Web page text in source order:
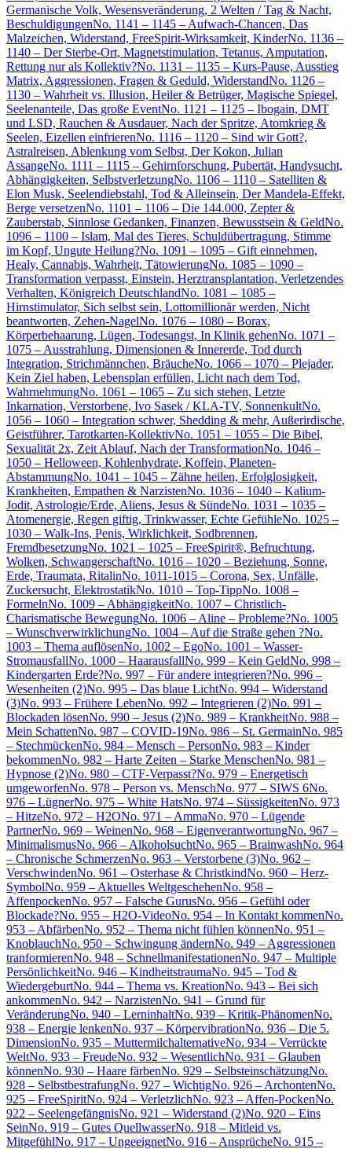
Germanische Volk, Wesensveränderung, 2 Welten / Tag & Nacht,
BeschuldigungenNo. 1141 – 1145 – Aufwach-Chancen, Das
Malzeichen, Widerstand, FreeSpirit-Wirksamkeit, KinderNo. 1136 –
1140 – Der Sterbe-Ort, Magnetstimulation, Tetanus, Amputation,
Rettung nur als Kollektiv?No. 1131 – 1135 – Kurs-Pause, Ausstieg
Matrix, Aggressionen, Fragen & Geduld, WiderstandNo. 1126 –
1130 – Wahrheit vs. Illusion, Heiler & Betrüger, Magische Spiegel,
Seelenanteile, Das große EventNo. 1121 – 1125 – Ibogain, DMT
und LSD, Rauchen & Ausdauer, Nach der Spritze, Atomkrieg &
Seelen, Eizellen einfrierenNo. 1116 – 1120 – Sind wir Gott?,
Astralreisen, Ablenkung vom Selbst, Der Kokon, Julian
AssangeNo. 1111 – 1115 – Gehirnforschung, Pubertät, Handysucht,
Abhängigkeiten, SelbstverletzungNo. 1106 – 1110 – Satelliten &
Elon Musk, Seelendiebstahl, Tod & Alleinsein, Der Mandela-Effekt,
Berge versetzenNo. 1101 – 1106 – Die 144.000, Zepter &
Zauberstab, Sinnlose Gedanken, Finanzen, Bewusstsein & GeldNo.
1096 – 1100 – Islam, Mal des Tieres, Schuldübertragung, Stimme
im Kopf, Ungute Heilung?No. 1091 – 1095 – Gift einnehmen,
Healy, Cannabis, Wahrheit, TätowierungNo. 1085 – 1090 –
Transformation verpasst, Einstein, Herztransplantation, Verletzendes
Verhalten, Königreich DeutschlandNo. 1081 – 1085 –
Hirnstimulator, Sich selbst sein, Lottomillionär werden, Nicht
beantworten, Zehen-NagelNo. 1076 – 1080 – Borax,
Körperbehaarung, Lügen, Todesangst, In Klinik gehenNo. 1071 –
1075 – Ausstrahlung, Dimensionen & Innererde, Tod durch
Integration, Strichmännchen, BräucheNo. 1066 – 1070 – Plejader,
Kein Ziel haben, Lebensplan erfüllen, Licht nach dem Tod,
WahrnehmungNo. 1061 – 1065 – Zu sich stehen, Letzte
Inkarnation, Verstorbene, Ivo Sasek / KLA-TV, SonnenkultNo.
1056 – 1060 – Integration schwer, Shedding & mehr, Außerirdische,
Geistführer, Tarotkarten-KollektivNo. 1051 – 1055 – Die Bibel,
Sexualität 2x, Zeit Ablauf, Nach der TransformationNo. 1046 –
1050 – Helloween, Kohlenhydrate, Koffein, Planeten-
AbstammungNo. 1041 – 1045 – Zähne heilen, Erfolglosigkeit,
Krankheiten, Empathen & NarzistenNo. 1036 – 1040 – Kalium-
Jodit, Astrologie/Erde, Aliens, Jesus & SündeNo. 1031 – 1035 –
Atomenergie, Regen giftig, Trinkwasser, Echte GefühleNo. 1025 –
1030 – Walk-Ins, Penis, Wirklichkeit, Sodbrennen,
FremdbesetzungNo. 1021 – 1025 – FreeSpirit®, Befruchtung,
Wolken, SchwangerschaftNo. 1016 – 1020 – Beziehung, Sonne,
Erde, Traumata, RitalinNo. 1011-1015 – Corona, Sex, Unfälle,
Zuckersucht, ElektrostatikNo. 1010 – Top-TippNo. 1008 –
FormelnNo. 1009 – AbhängigkeitNo. 1007 – Christlich-
Charismatische BewegungNo. 1006 – Aline – Probleme?No. 1005
– WunschverwirklichungNo. 1004 – Auf die Straße gehen ?No.
1003 – Thema auflösenNo. 1002 – EgoNo. 1001 – Wasser-
StromausfallNo. 1000 – HaarausfallNo. 999 – Kein GeldNo. 998 –
Kindergarten Erde?No. 997 – Für andere integrieren?No. 996 –
Wesenheiten (2)No. 995 – Das blaue LichtNo. 994 – Widerstand
(3)No. 993 – Frühere LebenNo. 992 – Integrieren (2)No. 991 –
Blockaden lösenNo. 990 – Jesus (2)No. 989 – KrankheitNo. 988 –
Mein SchattenNo. 987 – COVID-19No. 986 – St. GermainNo. 985
– StechmückenNo. 984 – Mensch – PersonNo. 983 – Kinder
bekommenNo. 982 – Harte Zeiten – Starke MenschenNo. 981 –
Hypnose (2)No. 980 – CTF-Verpasst?No. 979 – Energetisch
umgeworfenNo. 978 – Person vs. MenschNo. 977 – SIWS 6No.
976 – LügnerNo. 975 – White HatsNo. 974 – SüssigkeitenNo. 973
– HitzeNo. 972 – H2ONo. 971 – AmmaNo. 970 – Lügende
PartnerNo. 969 – WeinenNo. 968 – EigenverantwortungNo. 967 –
MinimalismusNo. 966 – AlkoholsuchtNo. 965 – BrainwashNo. 964
– Chronische SchmerzenNo. 963 – Verstorbene (3)No. 962 –
VerschwindenNo. 961 – Osterhase & ChristkindNo. 960 – Herz-
SymbolNo. 959 – Aktuelles WeltgeschehenNo. 958 –
AffenpockenNo. 957 – Falsche GurusNo. 956 – Gefühl oder
Blockade?No. 955 – H2O-VideoNo. 954 – In Kontakt kommenNo.
953 – AbfärbenNo. 952 – Thema nicht fühlen könnenNo. 951 –
KnoblauchNo. 950 – Schwingung ändernNo. 949 – Aggressionen
tranformierenNo. 948 – SchnellmanifestationenNo. 947 – Multiple
PersönlichkeitNo. 946 – KindheitstraumaNo. 945 – Tod &
WiedergeburtNo. 944 – Thema vs. KreationNo. 943 – Bei sich
ankommenNo. 942 – NarzistenNo. 941 – Grund für
VeränderungNo. 940 – LerninhaltNo. 939 – Kritik-PhänomenNo.
938 – Energie lenkenNo. 937 – KörpervibrationNo. 936 – Die 5.
DimensionNo. 935 – MuttermilchalternativeNo. 934 – Verrückte
WeltNo. 933 – FreudeNo. 932 – WesentlichNo. 931 – Glauben
könnenNo. 930 – Haare färbenNo. 929 – SelbsteinschätzungNo.
928 – SelbstbestrafungNo. 927 – WichtigNo. 926 – ArchontenNo.
925 – FreeSpiritNo. 924 – VerletzlichNo. 923 – Affen-PockenNo.
922 – SeelengefängnisNo. 921 – Widerstand (2)No. 920 – Eins
SeinNo. 919 – Gutes QuellwasserNo. 918 – Mitleid vs.
MitgefühlNo. 917 – UngeeignetNo. 916 – AnsprücheNo. 915 –